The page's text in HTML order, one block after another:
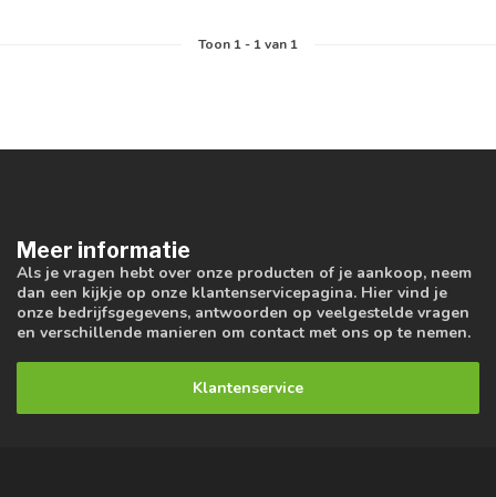
Toon 1- 1van 1
Meer informatie
Als je vragen hebt over onze producten of je aankoop, neem
dan een kijkje op onze klantenservicepagina. Hier vind je
onze bedrijfsgegevens, antwoorden op veelgestelde vragen
en verschillende manieren om contact met ons op te nemen.
Klantenservice